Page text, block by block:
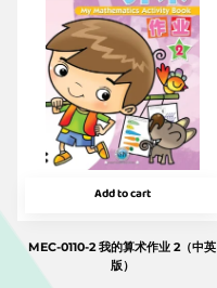
Add to cart
MEC-0110-2 我的算术作业 2（中英
版）